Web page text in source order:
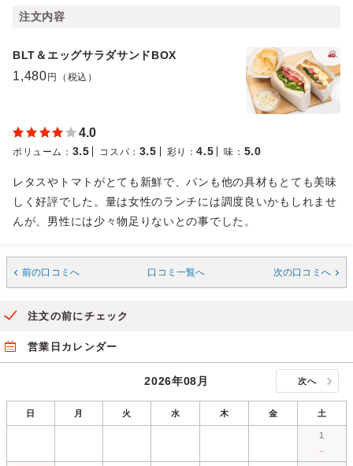
注文内容
BLT＆エッグサラダサンドBOX
1,480 円（税込）
4.0
ボリューム ： 3.5 コスパ ： 3.5 彩り ：4.5 味 ： 5.0
レタスやトマトがとても新鮮で、パンも他の具材もとても美味
しく好評でした。量は女性のランチには調度良いかもしれませ
んが、男性には少々物足りないとの事でした。
前の口コミへ 口コミ一覧へ 次の口コミへ
注文の前にチェック
営業日カレンダー
2026年08月 次へ
日 月 火 水 木 金 土
1
－